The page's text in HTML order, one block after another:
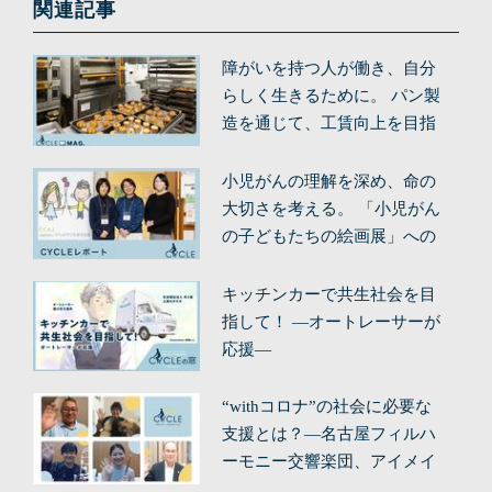
関連記事
障がいを持つ人が働き、自分
らしく生きるために。 パン製
造を通じて、工賃向上を目指
小児がんの理解を深め、命の
大切さを考える。 「小児がん
の子どもたちの絵画展」への
キッチンカーで共生社会を目
指して！ ―オートレーサーが
応援―
“withコロナ”の社会に必要な
支援とは？—名古屋フィルハ
ーモニー交響楽団、アイメイ